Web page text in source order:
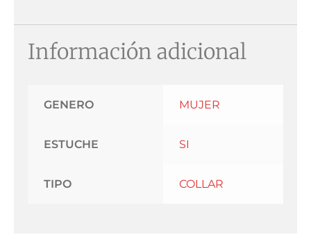
Información adicional
GENERO MUJER
ESTUCHE SI
TIPO COLLAR